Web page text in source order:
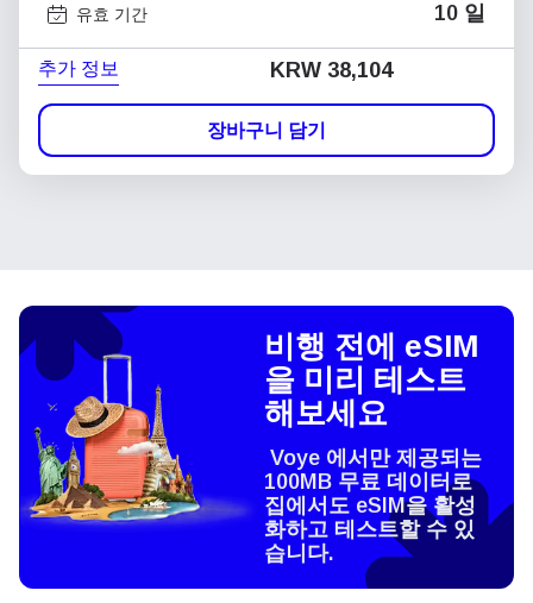
유효 기간 10 일
추가 정보 KRW 38,104
장바구니 담기
비행 전에 eSIM
을 미리 테스트
해보세요
Voye 에서만 제공되는
100MB 무료 데이터로
집에서도 eSIM을 활성
화하고 테스트할 수 있
습니다.